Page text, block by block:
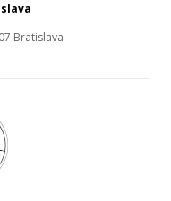
Bratislava